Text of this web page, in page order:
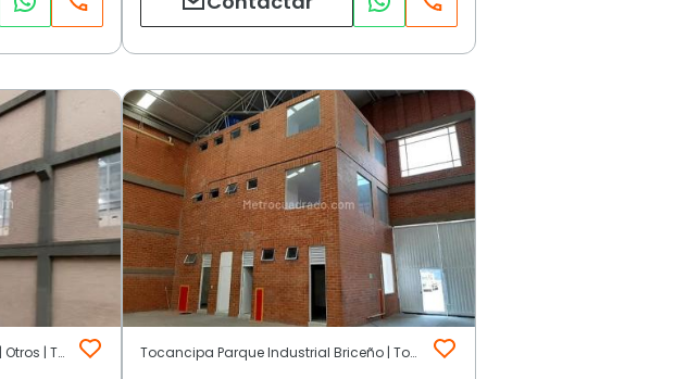
Parque Industrial en Tocancipá | Otros | Tocancipá Tocancipa Parque Industrial Briceño | Tocancipá